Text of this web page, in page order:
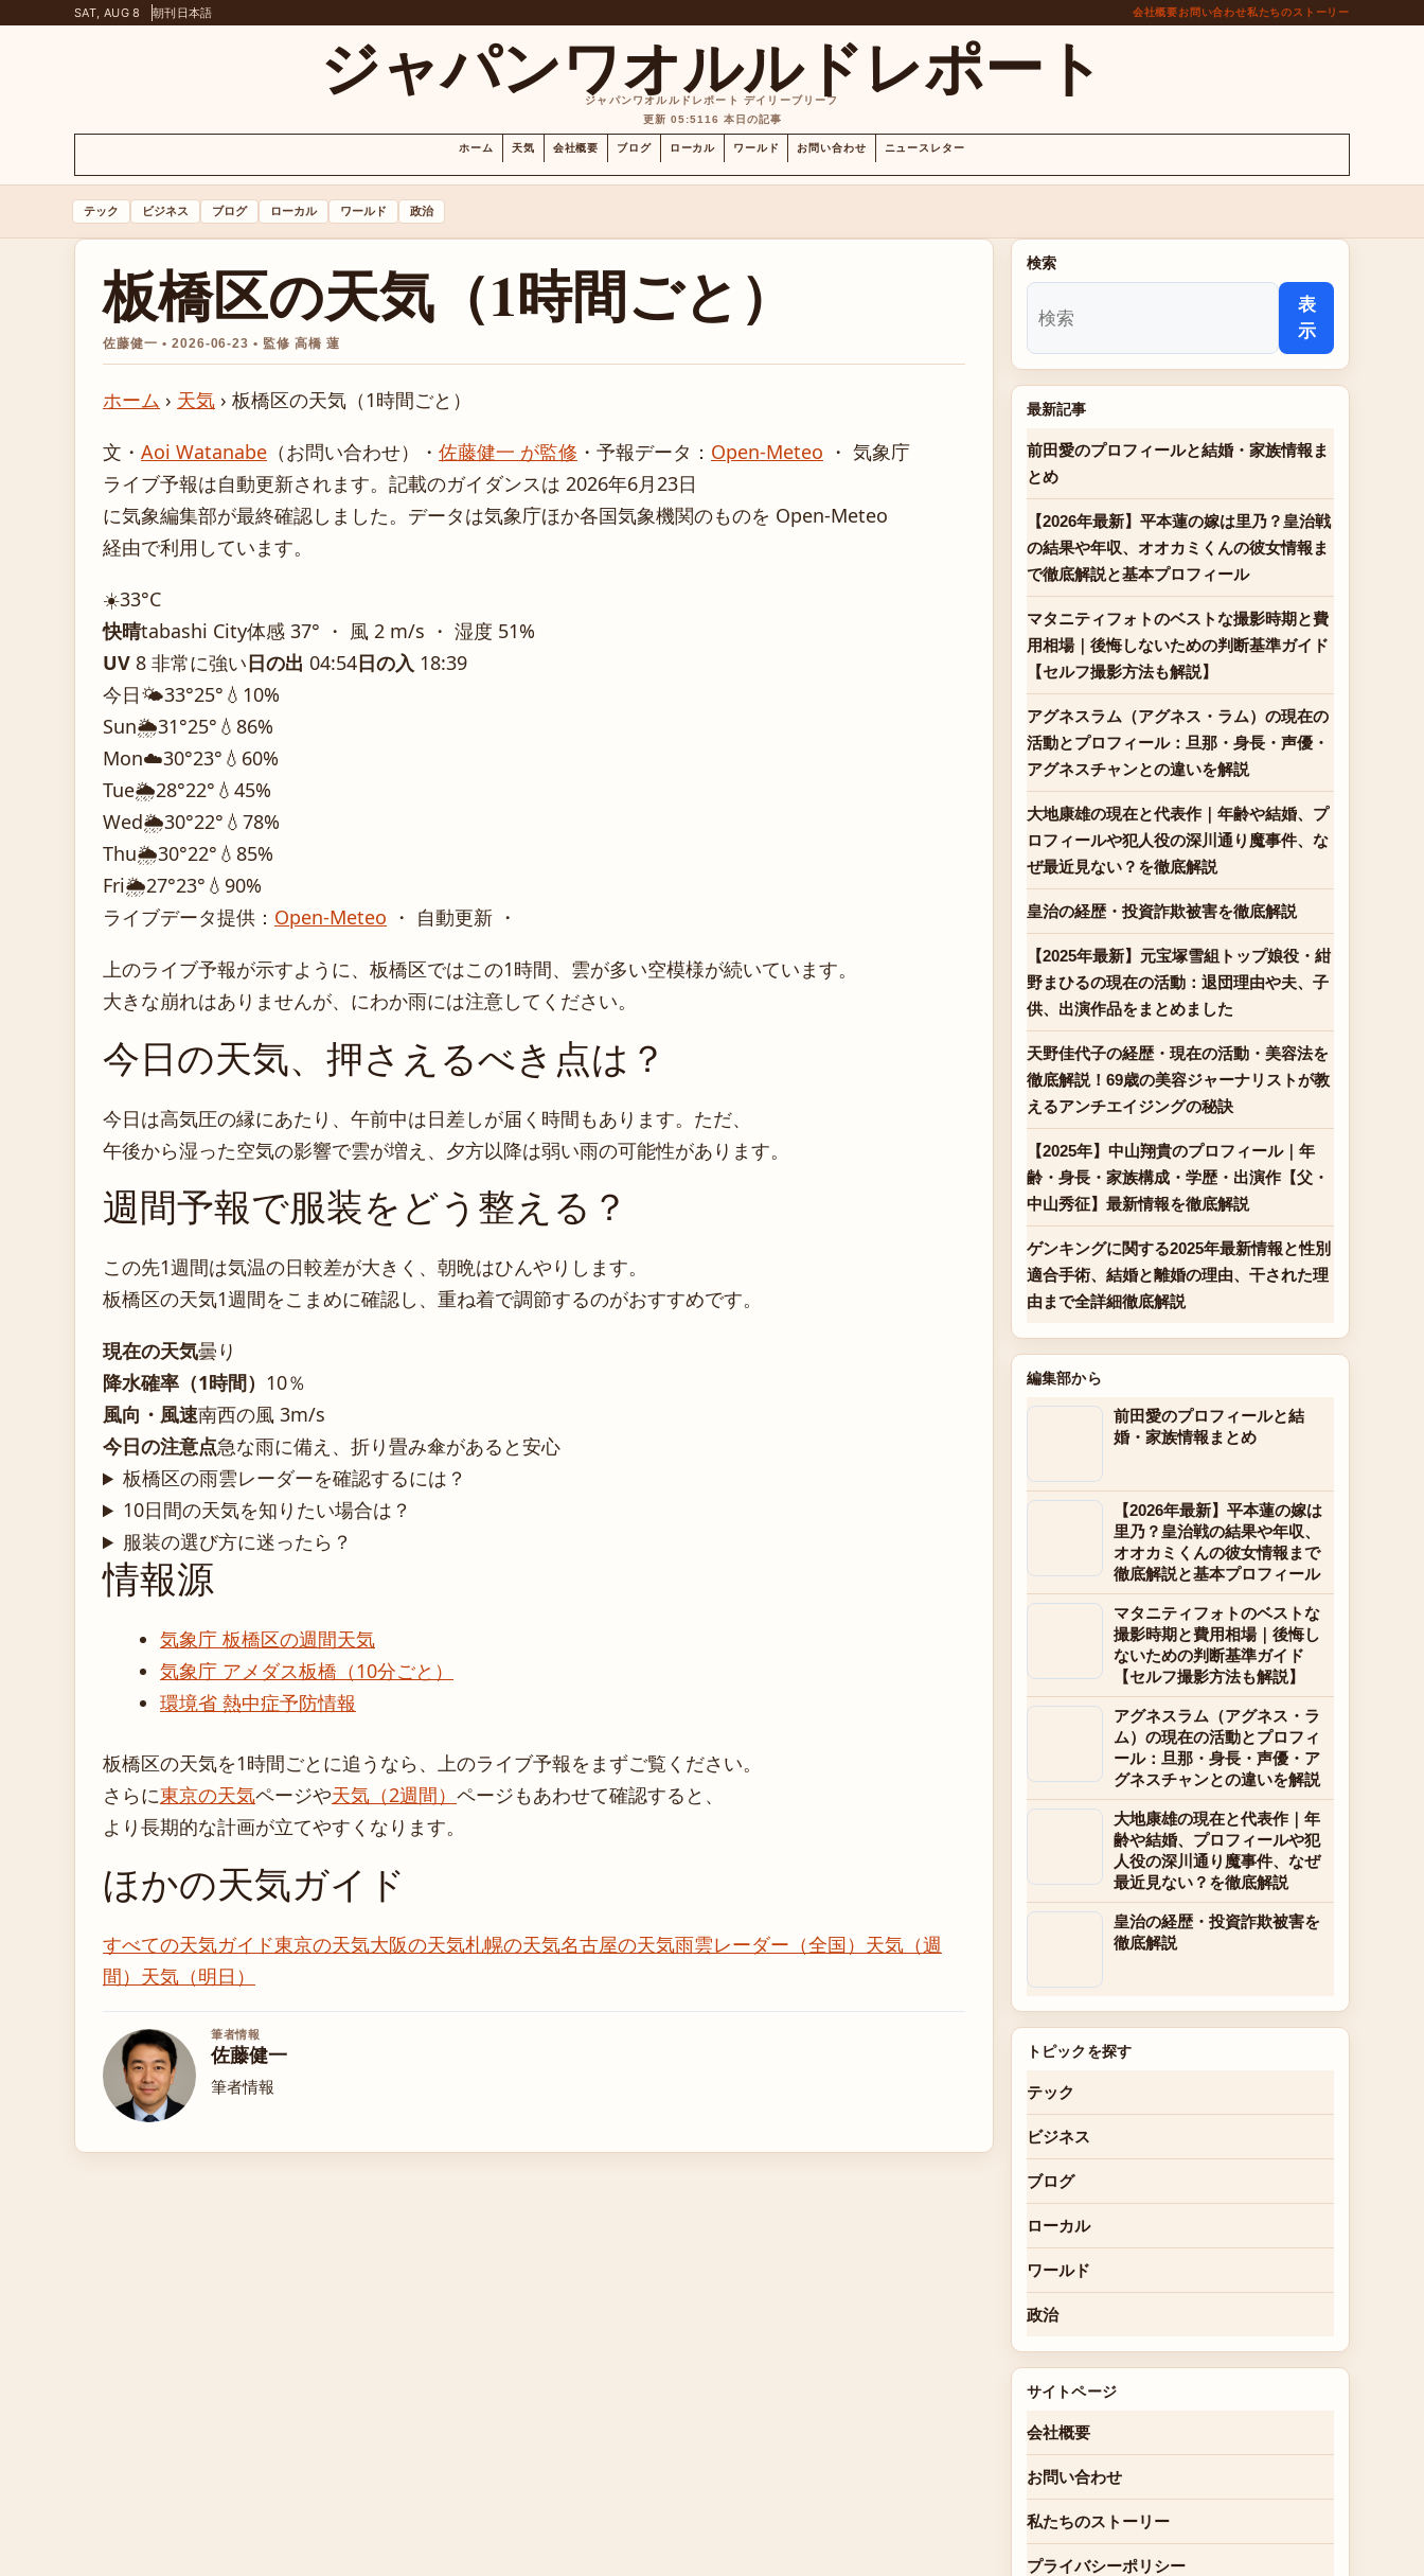
SAT, AUG 8 朝刊 日本語 会社概要お問い合わせ私たちのストーリー
ジャパンワオルルドレポート
ジャパンワオルルドレポート デイリーブリーフ
更新 05:51 16 本日の記事
ホーム 天気 会社概要 ブログ ローカル ワールド お問い合わせ ニュースレター
テック ビジネス ブログ ローカル ワールド 政治
板橋区の天気（1時間ごと）
佐藤健一 • 2026-06-23 • 監修 高橋 蓮
ホーム › 天気 › 板橋区の天気（1時間ごと）
文・ Aoi Watanabe （お問い合わせ） ・ 佐藤健一 が監修 ・ 予報データ： Open-Meteo ・ 気象庁
ライブ予報は自動更新されます。記載のガイダンスは 2026年6月23日
に気象編集部が最終確認しました。データは気象庁ほか各国気象機関のものを Open-Meteo
経由で利用しています。
☀️33°C
快晴tabashi City体感 37° ・ 風 2 m/s ・ 湿度 51%
UV 8 非常に強い日の出 04:54日の入 18:39
今日🌤️33°25° 💧10%
Sun🌦️31°25° 💧86%
Mon☁️30°23° 💧60%
Tue🌦️28°22° 💧45%
Wed🌦️30°22° 💧78%
Thu🌦️30°22° 💧85%
Fri🌦️27°23° 💧90%
ライブデータ提供： Open-Meteo ・ 自動更新 ・
上のライブ予報が示すように、板橋区ではこの1時間、雲が多い空模様が続いています。
大きな崩れはありませんが、にわか雨には注意してください。
今日の天気、押さえるべき点は？
今日は高気圧の縁にあたり、午前中は日差しが届く時間もあります。ただ、
午後から湿った空気の影響で雲が増え、夕方以降は弱い雨の可能性があります。
週間予報で服装をどう整える？
この先1週間は気温の日較差が大きく、朝晩はひんやりします。
板橋区の天気1週間をこまめに確認し、重ね着で調節するのがおすすめです。
現在の天気曇り
降水確率（1時間） 10％
風向・風速南西の風 3m/s
今日の注意点急な雨に備え、折り畳み傘があると安心
板橋区の雨雲レーダーを確認するには？
10日間の天気を知りたい場合は？
服装の選び方に迷ったら？
情報源
気象庁 板橋区の週間天気
気象庁 アメダス板橋（10分ごと）
環境省 熱中症予防情報
板橋区の天気を1時間ごとに追うなら、上のライブ予報をまずご覧ください。
さらに東京の天気ページや天気（2週間） ページもあわせて確認すると、
より長期的な計画が立てやすくなります。
ほかの天気ガイド
すべての天気ガイド東京の天気大阪の天気札幌の天気名古屋の天気雨雲レーダー（全国） 天気（週
間） 天気（明日）
筆者情報
佐藤健一
筆者情報
検索
表
示
最新記事
前田愛のプロフィールと結婚・家族情報ま
とめ
【2026年最新】平本蓮の嫁は里乃？皇治戦
の結果や年収、オオカミくんの彼女情報ま
で徹底解説と基本プロフィール
マタニティフォトのベストな撮影時期と費
用相場｜後悔しないための判断基準ガイド
【セルフ撮影方法も解説】
アグネスラム（アグネス・ラム）の現在の
活動とプロフィール：旦那・身長・声優・
アグネスチャンとの違いを解説
大地康雄の現在と代表作｜年齢や結婚、プ
ロフィールや犯人役の深川通り魔事件、な
ぜ最近見ない？を徹底解説
皇治の経歴・投資詐欺被害を徹底解説
【2025年最新】元宝塚雪組トップ娘役・紺
野まひるの現在の活動：退団理由や夫、子
供、出演作品をまとめました
天野佳代子の経歴・現在の活動・美容法を
徹底解説！69歳の美容ジャーナリストが教
えるアンチエイジングの秘訣
【2025年】中山翔貴のプロフィール｜年
齢・身長・家族構成・学歴・出演作【父・
中山秀征】最新情報を徹底解説
ゲンキングに関する2025年最新情報と性別
適合手術、結婚と離婚の理由、干された理
由まで全詳細徹底解説
編集部から
前田愛のプロフィールと結
婚・家族情報まとめ
【2026年最新】平本蓮の嫁は
里乃？皇治戦の結果や年収、
オオカミくんの彼女情報まで
徹底解説と基本プロフィール
マタニティフォトのベストな
撮影時期と費用相場｜後悔し
ないための判断基準ガイド
【セルフ撮影方法も解説】
アグネスラム（アグネス・ラ
ム）の現在の活動とプロフィ
ール：旦那・身長・声優・ア
グネスチャンとの違いを解説
大地康雄の現在と代表作｜年
齢や結婚、プロフィールや犯
人役の深川通り魔事件、なぜ
最近見ない？を徹底解説
皇治の経歴・投資詐欺被害を
徹底解説
トピックを探す
テック
ビジネス
ブログ
ローカル
ワールド
政治
サイトページ
会社概要
お問い合わせ
私たちのストーリー
プライバシーポリシー